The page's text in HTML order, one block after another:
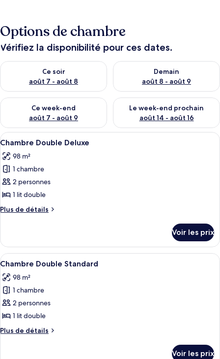
Options de chambre
Vérifiez la disponibilité pour ces dates.
Ce soir
août 7 - août 8
Vérifier la disponibilité pour ce soir août 7 - août 8
Demain
août 8 - août 9
Vérifier la disponibilité pour
Ce week-end
août 7 - août 9
Vérifier la disponibilité pour ce week-end août 7 - août 9
Le week-end prochain
août 14 - août 16
Vérifier la disponibilité pour
Afficher
toutes
les
photos
pour
ce
type
de
Chambre
Double
Deluxe
Une chambre à coucher
5
Chambre Double Deluxe
98 m²
1 chambre
2 personnes
1 lit double
Plus de détails
Plus
le
type
de
Chambre
Double
Deluxe
Voir les prix
Afficher
toutes
les
photos
pour
ce
type
de
Une pièce avec un banc en bois,
4
Chambre Double Standard
98 m²
1 chambre
2 personnes
1 lit double
Plus de détails
Plus
Voir les prix